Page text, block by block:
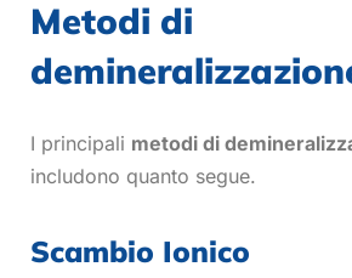
Metodi di
I principali metodi di
includono quanto segue.
Scambio Ionico